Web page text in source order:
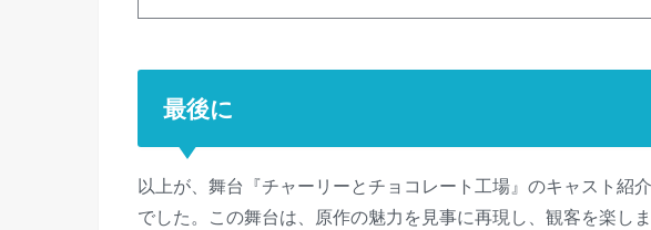
最後に
以上が、舞台『チャーリーとチョコレート工場』のキャスト紹
でした。この舞台は、原作の魅力を見事に再現し、観客を楽し